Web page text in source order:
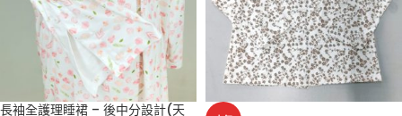
長袖全護理睡裙 – 後中分設計(天